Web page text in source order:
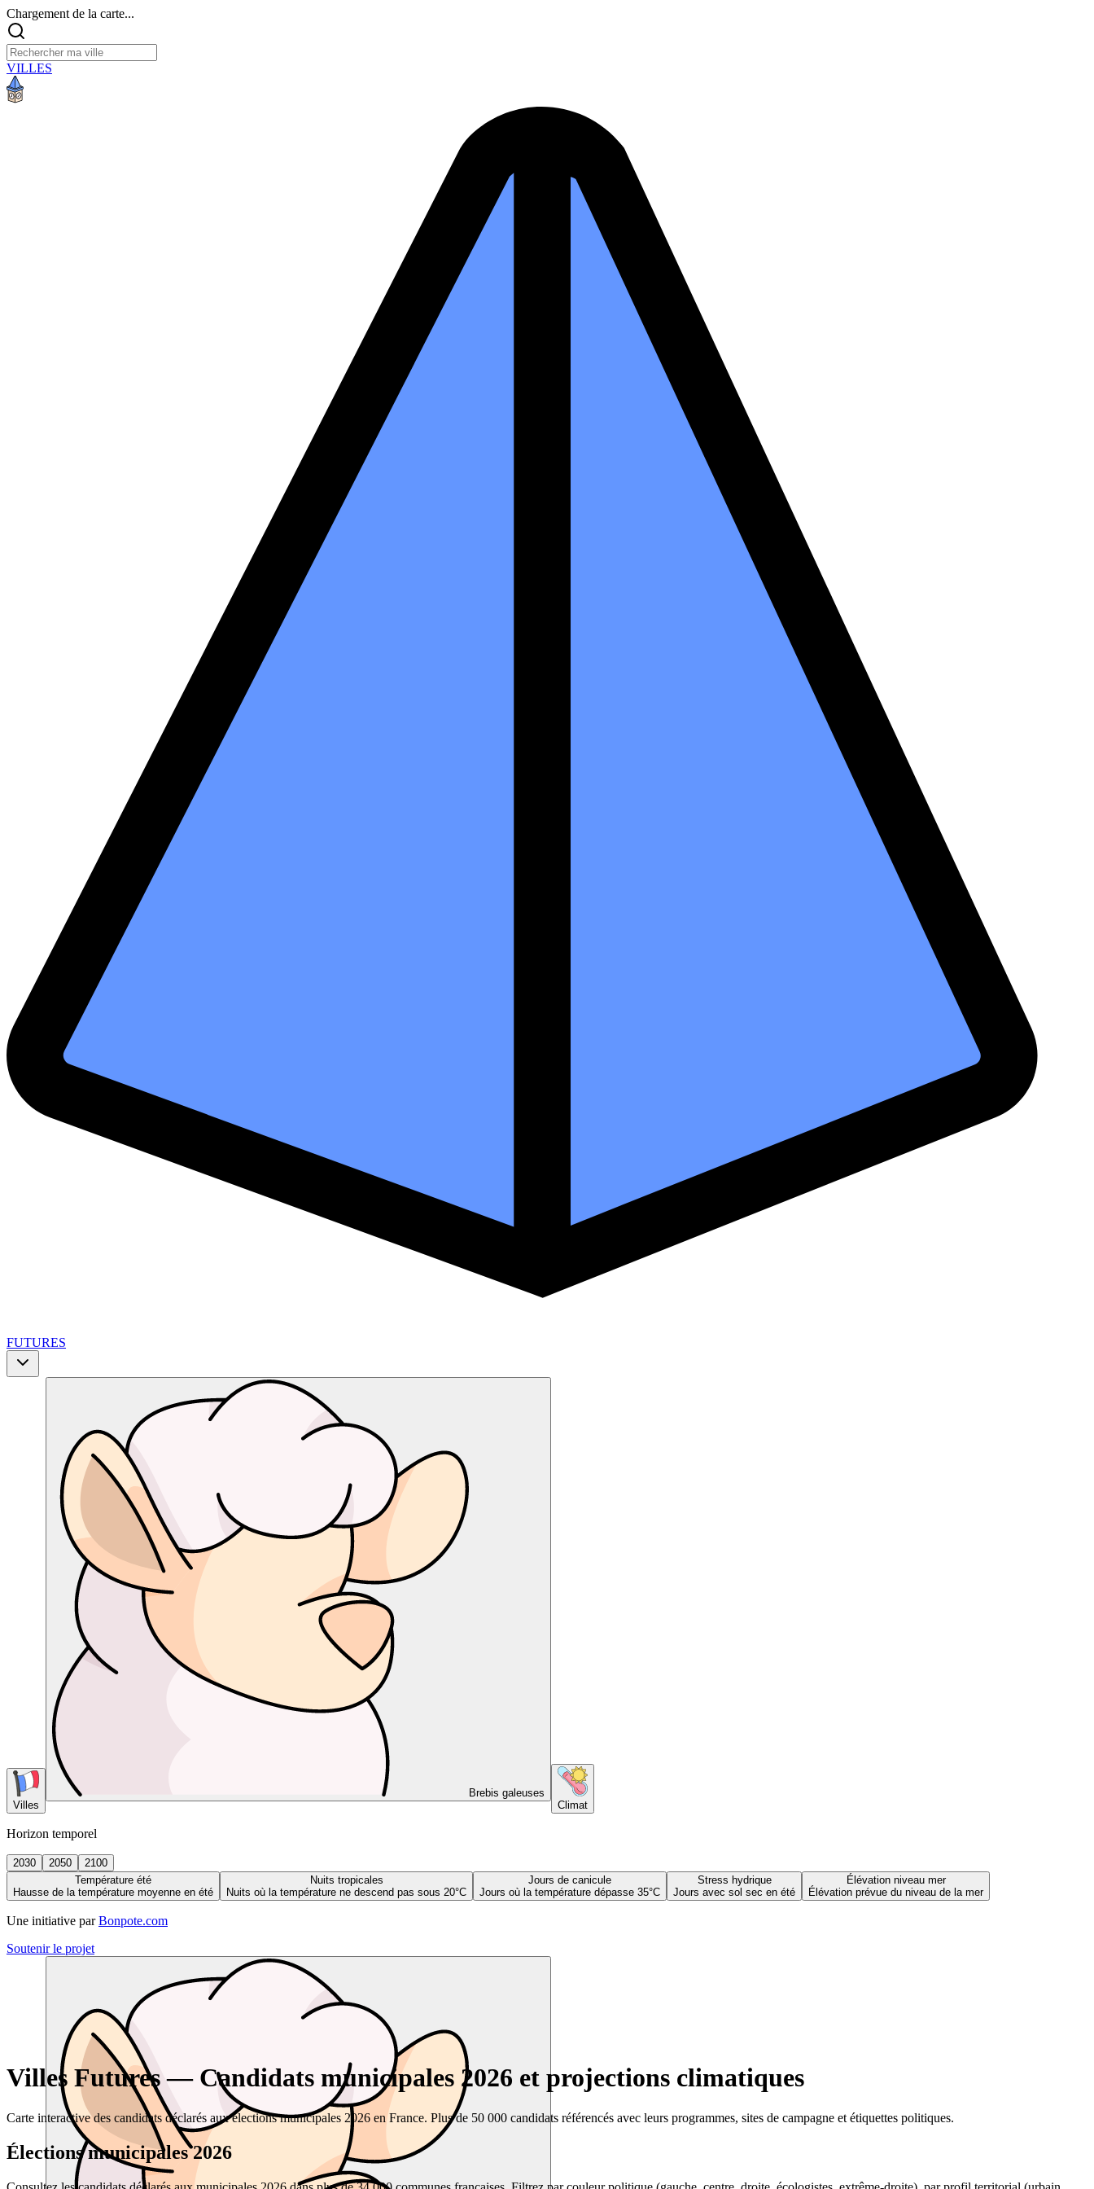
Chargement de la carte...
VILLES
FUTURES
Villes
Brebis galeuses
Climat
Horizon temporel
2030 2050
2100
Température été
Hausse de la température moyenne en été
Nuits tropicales
Nuits où la température ne descend pas sous 20°C
Jours de canicule
Jours où la température dépasse 35°C
Stress hydrique
Jours avec sol sec en été
Élévation niveau mer
Élévation prévue du niveau de la mer
Une initiative par Bonpote.com
Soutenir le projet
Villes Futures — Candidats municipales 2026 et projections climatiques
Carte interactive des candidats déclarés aux élections municipales 2026 en France. Plus de 50 000 candidats référencés avec leurs programmes, sites de campagne et étiquettes politiques.
Élections municipales 2026